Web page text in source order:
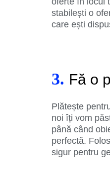
stabilești o
care ești
3. Fă o
Plătește
noi îți vom
până când
perfectă.
sigur pentru